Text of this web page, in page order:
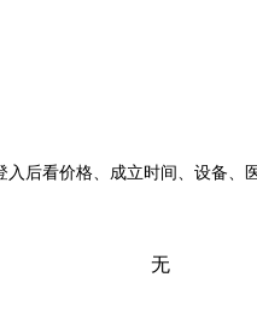
入后看价格、成立时间、设备、
无